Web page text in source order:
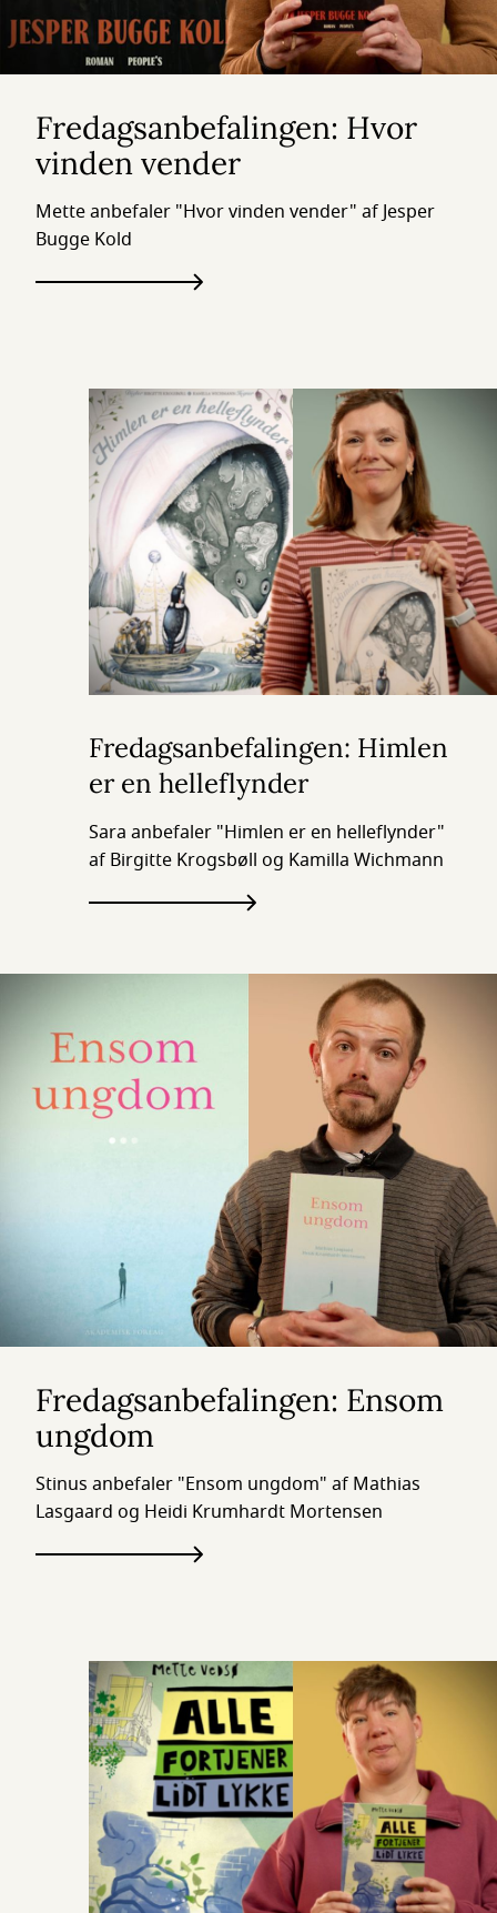
Fredagsanbefalingen: Hvor
vinden vender
Mette anbefaler "Hvor vinden vender" af Jesper
Bugge Kold
Fredagsanbefalingen: Himlen
er en helleflynder
Sara anbefaler "Himlen er en helleflynder"
af Birgitte Krogsbøll og Kamilla Wichmann
Fredagsanbefalingen: Ensom
ungdom
Stinus anbefaler "Ensom ungdom" af Mathias
Lasgaard og Heidi Krumhardt Mortensen